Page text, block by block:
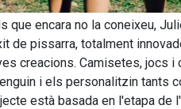
que encara no la coneixeu,
de pissarra, totalment
creacions. Camisetes, jocs
i els personalitzin tants
està basada en l'etapa de